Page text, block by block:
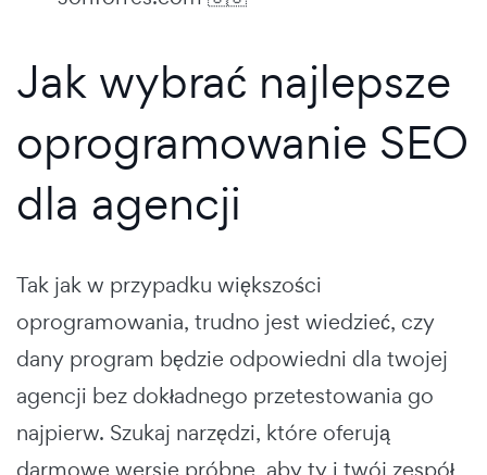
Jak wybrać najlepsze
oprogramowanie SEO
dla agencji
Tak jak w przypadku większości
oprogramowania, trudno jest wiedzieć, czy
dany program będzie odpowiedni dla twojej
agencji bez dokładnego przetestowania go
najpierw. Szukaj narzędzi, które oferują